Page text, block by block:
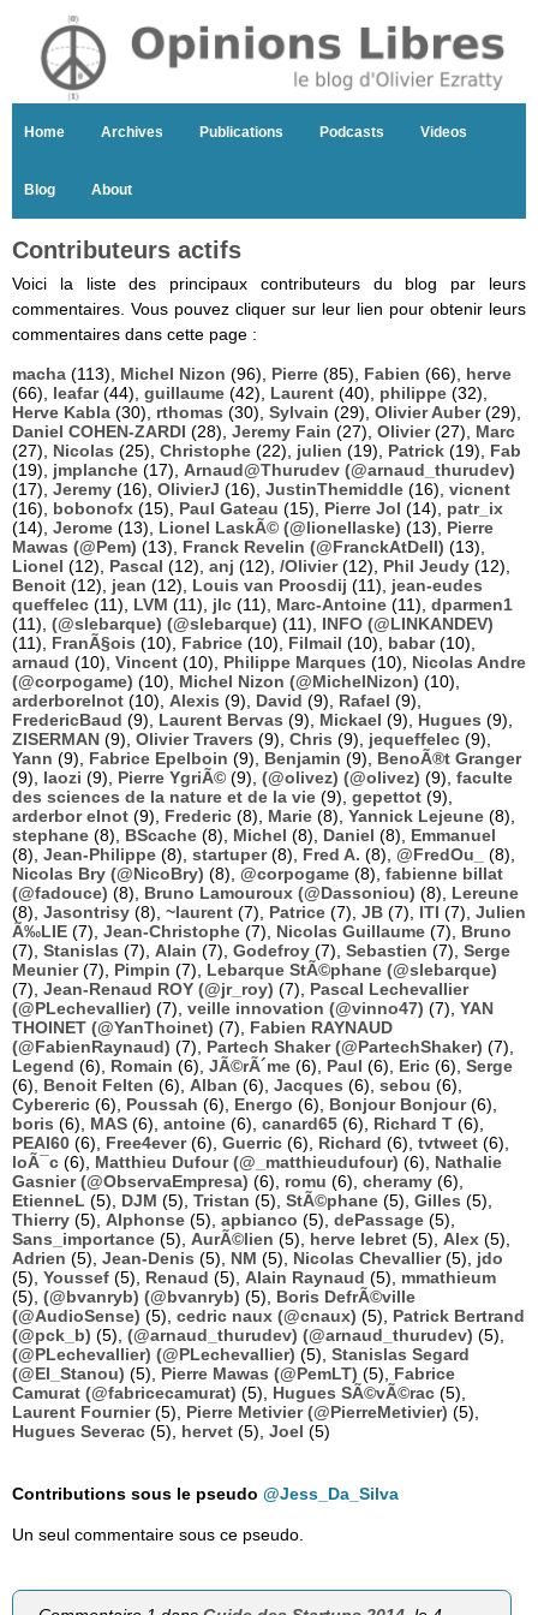
Home Archives Publications Podcasts Videos
Blog About
Contributeurs actifs
Voici la liste des principaux contributeurs du blog par leurs
commentaires. Vous pouvez cliquer sur leur lien pour obtenir leurs
commentaires dans cette page :
macha (113), Michel Nizon (96), Pierre (85), Fabien (66), herve
(66), leafar(44), guillaume (42), Laurent (40), philippe (32),
Herve Kabla (30), rthomas (30), Sylvain (29), Olivier Auber(29),
Daniel COHEN-ZARDI (28), Jeremy Fain (27), Olivier(27), Marc
(27), Nicolas (25), Christophe (22), julien (19), Patrick (19), Fab
(19), jmplanche (17), Arnaud@Thurudev (@arnaud_thurudev)
(17), Jeremy (16), OlivierJ (16), JustinThemiddle (16), vicnent
(16), bobonofx (15), Paul Gateau (15), Pierre Jol (14), patr_ix
(14), Jerome (13), Lionel LaskÃ© (@lionellaske) (13), Pierre
Mawas (@Pem) (13), Franck Revelin (@FranckAtDell) (13),
Lionel (12), Pascal (12), anj (12), /Olivier(12), Phil Jeudy (12),
Benoit (12), jean (12), Louis van Proosdij (11), jean-eudes
queffelec (11), LVM (11), jlc (11), Marc-Antoine (11), dparmen1
(11), (@slebarque) (@slebarque) (11), INFO (@LINKANDEV)
(11), FranÃ§ois (10), Fabrice (10), Filmail (10), babar(10),
arnaud (10), Vincent (10), Philippe Marques (10), Nicolas Andre
(@corpogame) (10), Michel Nizon (@MichelNizon) (10),
arderborelnot (10), Alexis (9), David (9), Rafael (9),
FredericBaud (9), Laurent Bervas (9), Mickael (9), Hugues (9),
ZISERMAN (9), Olivier Travers (9), Chris (9), jequeffelec (9),
Yann (9), Fabrice Epelboin (9), Benjamin (9), BenoÃ®t Granger
(9), laozi (9), Pierre YgriÃ© (9), (@olivez) (@olivez) (9), faculte
des sciences de la nature et de la vie (9), gepettot (9),
arderbor elnot (9), Frederic (8), Marie (8), Yannick Lejeune (8),
stephane (8), BScache (8), Michel (8), Daniel (8), Emmanuel
(8), Jean-Philippe (8), startuper(8), Fred A. (8), @FredOu_
(8),
Nicolas Bry (@NicoBry) (8), @corpogame (8), fabienne billat
(@fadouce) (8), Bruno Lamouroux (@Dassoniou) (8), Lereune
(8), Jasontrisy (8), ~laurent (7), Patrice (7), JB (7), ITI (7), Julien
Ã‰LIE (7), Jean-Christophe (7), Nicolas Guillaume (7), Bruno
(7), Stanislas (7), Alain (7), Godefroy (7), Sebastien (7), Serge
Meunier(7), Pimpin (7), Lebarque StÃ©phane (@slebarque)
(7), Jean-Renaud ROY (@jr_roy) (7), Pascal Lechevallier
(@PLechevallier) (7), veille innovation (@vinno47) (7), YAN
THOINET (@YanThoinet) (7), Fabien RAYNAUD
(@FabienRaynaud) (7), Partech Shaker (@PartechShaker) (7),
Legend (6), Romain (6), JÃ©rÃ´me (6), Paul (6), Eric (6), Serge
(6), Benoit Felten (6), Alban (6), Jacques (6), sebou (6),
Cybereric (6), Poussah (6), Energo (6), Bonjour Bonjour(6),
boris (6), MAS (6), antoine (6), canard65 (6), Richard T (6),
PEAI60 (6), Free4ever(6), Guerric (6), Richard (6), tvtweet (6),
loÃ¯c (6), Matthieu Dufour (@_matthieudufour) (6), Nathalie
Gasnier (@ObservaEmpresa) (6), romu (6), cheramy (6),
EtienneL (5), DJM (5), Tristan (5), StÃ©phane (5), Gilles (5),
Thierry (5), Alphonse (5), apbianco (5), dePassage (5),
Sans_importance (5), AurÃ©lien (5), herve lebret (5), Alex (5),
Adrien (5), Jean-Denis (5), NM (5), Nicolas Chevallier(5), jdo
(5), Youssef (5), Renaud (5), Alain Raynaud (5), mmathieum
(5), (@bvanryb) (@bvanryb) (5), Boris DefrÃ©ville
(@AudioSense) (5), cedric naux (@cnaux) (5), Patrick Bertrand
(@pck_b) (5), (@arnaud_thurudev) (@arnaud_thurudev) (5),
(@PLechevallier) (@PLechevallier) (5), Stanislas Segard
(@El_Stanou) (5), Pierre Mawas (@PemLT) (5), Fabrice
Camurat (@fabricecamurat) (5), Hugues SÃ©vÃ©rac (5),
Laurent Fournier(5), Pierre Metivier (@PierreMetivier) (5),
Hugues Severac (5), hervet (5), Joel (5)
Contributions sous le pseudo @Jess_Da_Silva
Un seul commentaire sous ce pseudo.